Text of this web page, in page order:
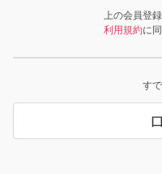
上の会員登
利用規約に
す